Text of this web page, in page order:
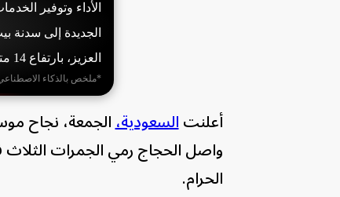
الأداء وتوفير
الجديدة إلى سدنة
العزيز، بارتفاع 14 متراً وحزام مزخرف بعرض 95 سم وطول 47 متراً.
*ملخص بالذكاء
أعلنتالسعودية،
واصل الحجاج رمي الجمرات
الحرام.